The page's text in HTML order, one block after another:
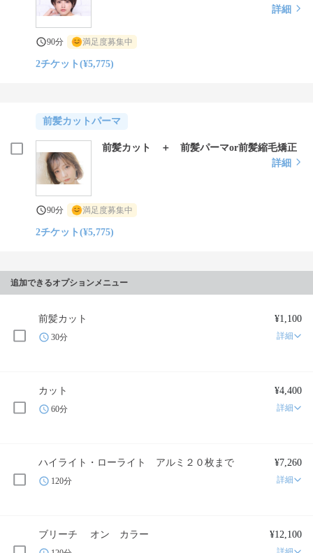
詳細
90分 満足度募集中
2チケット(¥5,775)
前髪カットパーマ
前髪カット ＋ 前髪パーマor前髪縮毛矯正
詳細
90分 満足度募集中
2チケット(¥5,775)
追加できるオプションメニュー
前髪カット ¥1,100
30分 詳細
カット ¥4,400
60分 詳細
ハイライト・ローライト アルミ２０枚まで ¥7,260
120分 詳細
ブリーチ オン カラー ¥12,100